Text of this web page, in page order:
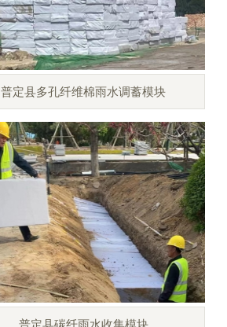
普定县多孔纤维棉雨水调蓄模块
普定县碳纤雨水收集模块